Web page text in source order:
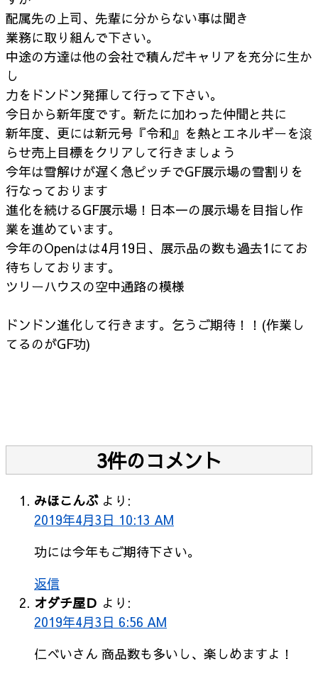
配属先の上司、先輩に分からない事は聞き
業務に取り組んで下さい。
中途の方達は他の会社で積んだキャリアを充分に生か
し
力をドンドン発揮して行って下さい。
今日から新年度です。新たに加わった仲間と共に
新年度、更には新元号『令和』を熱とエネルギーを滾
らせ売上目標をクリアして行きましょう
今年は雪解けが遅く急ピッチでGF展示場の雪割りを
行なっております
進化を続けるGF展示場！日本一の展示場を目指し作
業を進めています。
今年のOpenはは4月19日、展示品の数も過去1にてお
待ちしております。
ツリーハウスの空中通路の模様
ドンドン進化して行きます。乞うご期待！！(作業し
てるのがGF功)
3件のコメント
みほこんぶ より:
2019年4月3日 10:13 AM
功には今年もご期待下さい。
返信
オダチ屋Ｄ より:
2019年4月3日 6:56 AM
仁べいさん 商品数も多いし、楽しめますよ！